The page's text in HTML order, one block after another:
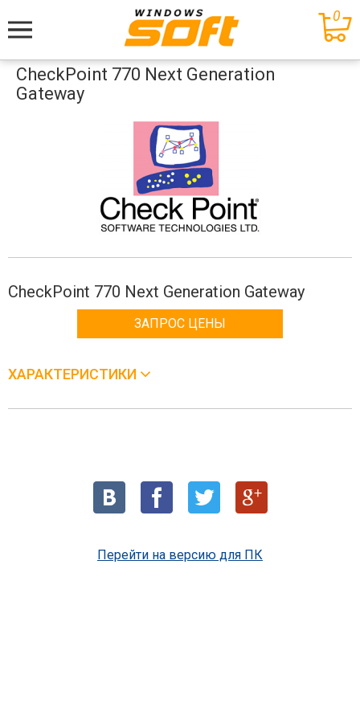
Меню
0
CheckPoint 770 Next Generation
Gateway
CheckPoint 770 Next Generation Gateway
ЗАПРОС ЦЕНЫ
ХАРАКТЕРИСТИКИ
Перейти на версию для ПК